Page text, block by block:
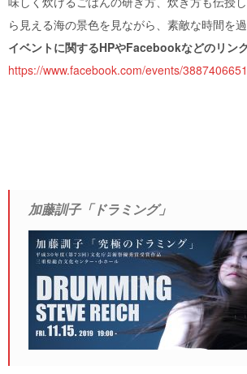
ら見える海の景色を見ながら、素敵な時間を
イベントに関するHPやFacebookなどのリン
https://www.facebook.com/events/
加藤訓子「ドラミング」